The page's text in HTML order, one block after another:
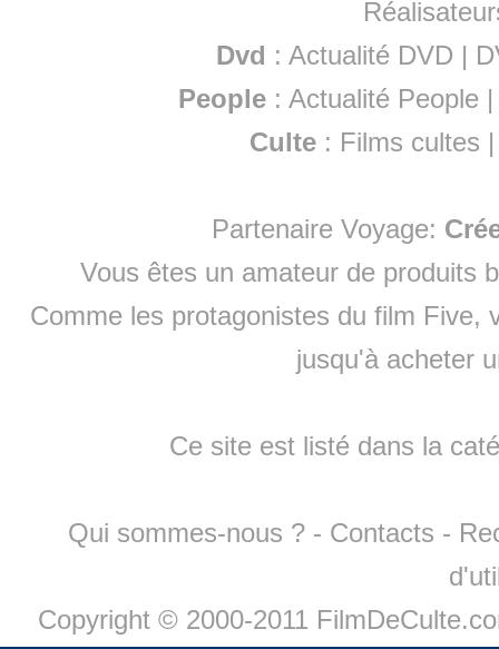
Dvd : Actualité DVD |
People :Actualité People
Culte : Films cultes
Partenaire Voyage:
Vous êtes un amateur de produits
Comme les protagonistes du film Five,
jusqu'à acheter
Ce site est listé dans la
Qui sommes-nous ? - Contacts -
Copyright © 2000-2011